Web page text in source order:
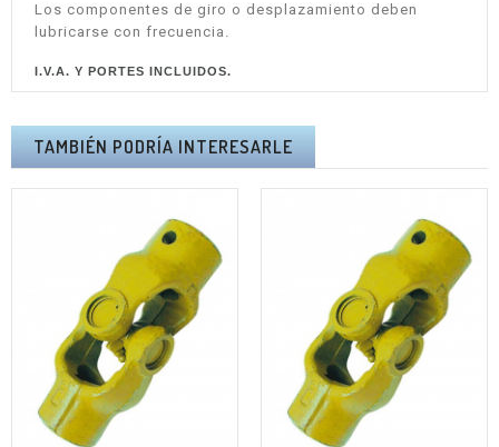
Los componentes de giro o desplazamiento deben
lubricarse con frecuencia.
I.V.A. Y PORTES INCLUIDOS.
TAMBIÉN PODRÍA INTERESARLE